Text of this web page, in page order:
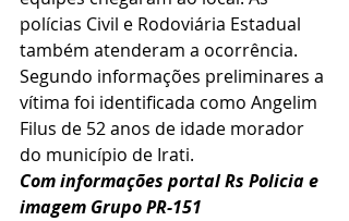
polícias Civil e Rodoviária Estadual
também atenderam a ocorrência.
Segundo informações preliminares a
vítima foi identificada como Angelim
Filus de 52 anos de idade morador
do município de Irati.
Com informações portal Rs Policia e
imagem Grupo PR-151